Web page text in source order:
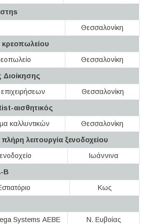
Θεσσαλονίκη
Θεσσαλονίκη
Διοίκησης
Θεσσαλονίκη
αισθητικός
καλλυντικών
Θεσσαλονίκη
πλήρη λειτουργία ξενοδοχείου
Ιωάννινα
Β
Κως
Systems ΑΕΒΕ
Ν. Ευβοίας